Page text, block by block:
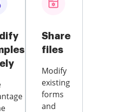
Share
files
Modify
existing
forms
and